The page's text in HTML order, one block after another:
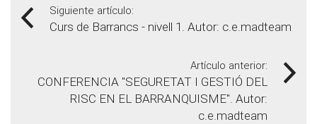
Siguiente artículo:
Curs de Barrancs - nivell 1. Autor: c.e.madteam
Artículo anterior:
CONFERENCIA "SEGURETAT I GESTIÓ DEL
RISC EN EL BARRANQUISME". Autor:
c.e.madteam